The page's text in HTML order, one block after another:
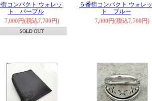
コンパクト ウォレッ
ト パープル
7,000円(税込7,700円)
SOLD OUT
５番街コンパクト ウォレッ
ト ブルー
7,000円(税込7,700円)